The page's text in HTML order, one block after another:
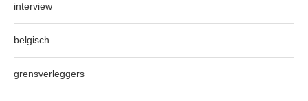
interview
belgisch
grensverleggers